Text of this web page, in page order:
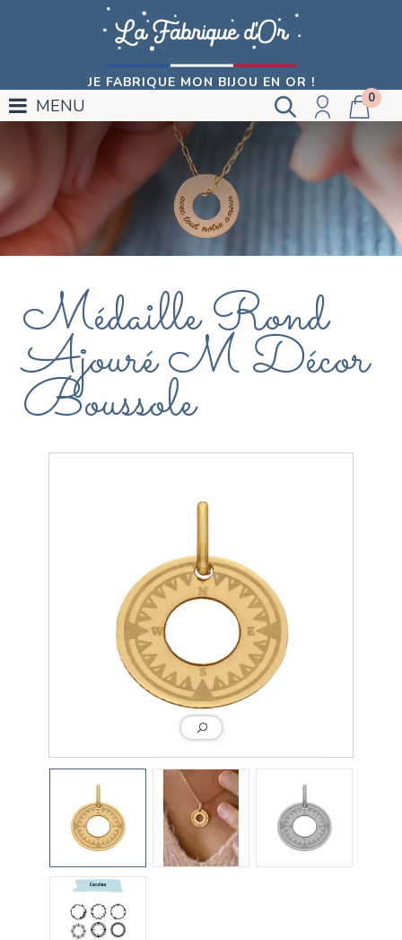
JE FABRIQUE MON BIJOU EN OR !
0
MENU
Médaille Rond
Ajouré M Décor
Boussole